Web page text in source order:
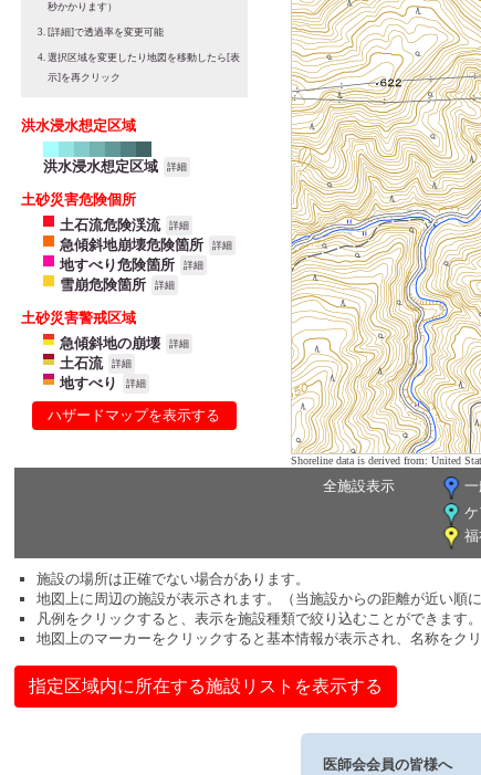
秒かかります）
[詳細]で透過率を変更可能
選択区域を変更したり地図を移動したら[表
示]を再クリック
洪水浸水想定区域
洪水浸水想定区域 詳細
土砂災害危険個所
土石流危険渓流
詳細
急傾斜地崩壊危険箇所 詳細
地すべり危険箇所 詳細
雪崩危険箇所 詳細
土砂災害警戒区域
急傾斜地の崩壊
詳細
土石流 詳細
地すべり 詳細
ハザードマップを表示する
Shoreline data is derived from: United
全施設表示
施設の場所は正確でない場合があります。
地図上に周辺の施設が表示されます。（当施設からの距離が近い順に
凡例をクリックすると、表示を施設種類で絞り込むことができます。
地図上のマーカーをクリックすると基本情報が表示され、名称をク
指定区域内に所在する施設リストを表示する
医師会会員の皆様へ